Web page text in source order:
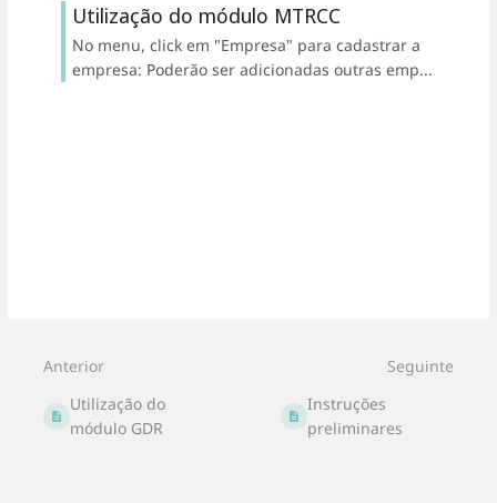
Utilização do módulo MTRCC
No menu, click em "Empresa" para cadastrar a
empresa: Poderão ser adicionadas outras emp...
Anterior
Utilização do
módulo GDR
Seguinte
Instruções
preliminares